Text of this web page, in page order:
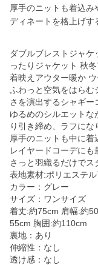
厚手のニットも着込
ディネートを格上げす
ダブルブレストジャ
ったりジャケット 秋
着映えアウター暖か
ふわっと空気をはらむ
さを演出するシャギー
ゆるめのシルエットな
り引き締め、ラフにな
厚手のニットも中に
レイヤードコーデにも
さっと羽織るだけでス
表地素材:ポリエステ
カラー：グレー
サイズ：ワンサイズ
着丈:約75cm 肩幅:約
55cm 胸囲:約110cm
裏地：あり
伸縮性：なし
透け感：なし